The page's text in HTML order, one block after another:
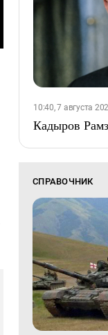
10:40, 7 августа
Кадыров
СПРАВОЧНИК